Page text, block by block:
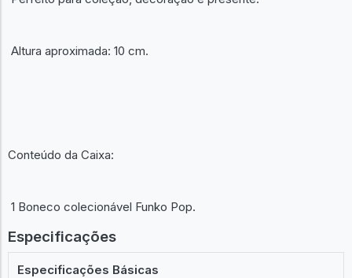
Altura aproximada: 10 cm.
Conteúdo da Caixa:
1 Boneco colecionável Funko Pop.
Especificações
Especificações Básicas